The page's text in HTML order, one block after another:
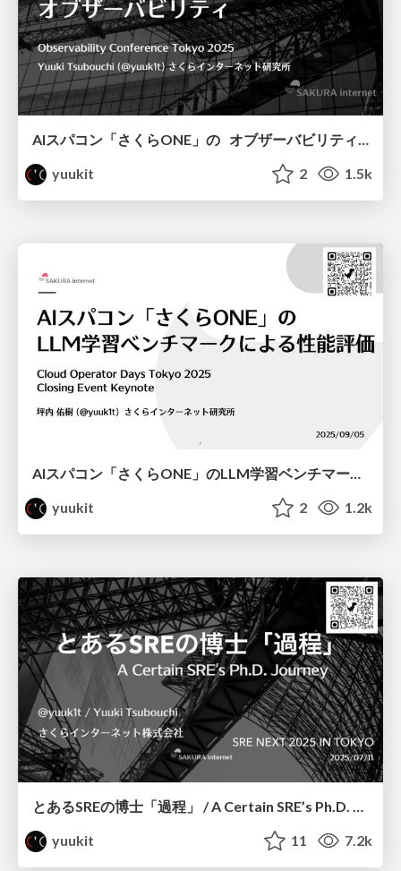
AIスパコン「さくらONE」の オブザーバビリティ / Observability for AI Supercomputer SAKURAONE
yuukit
2 1.5k
yuukit
2 1.2k
とあるSREの博士「過程」 / A Certain SRE’s Ph.D. Journey
yuukit
11 7.2k